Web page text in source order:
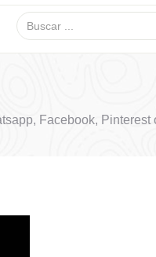
Facebook, Pinterest